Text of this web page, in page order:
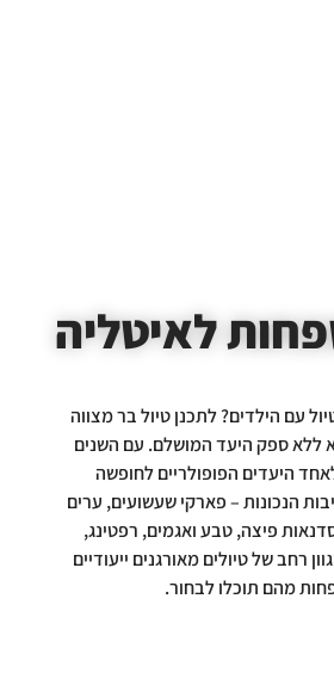
לאיטליה
עם הילדים? לתכנן טיול בר מצווה
ללא ספק היעד המושלם. עם השנים
היעדים הפופולריים לחופשה
הנכונות – פארקי שעשועים, ערים
סדנאות פיצה, טבע ואגמים, רפטינג,
רחב של טיולים מאורגנים ייעודיים
מהם תוכלו לבחור.